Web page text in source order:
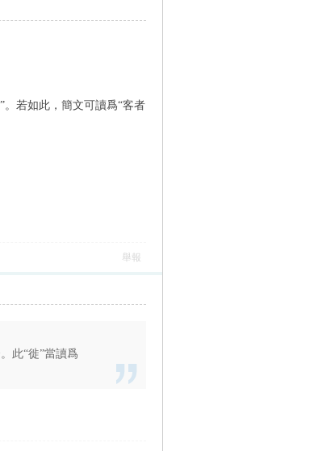
若如此，簡文可讀爲“客者
舉報
此“徙”當讀爲